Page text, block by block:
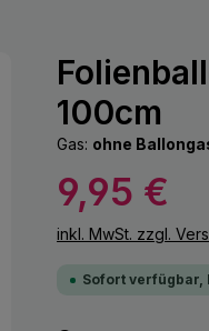
100cm
Gas: ohne
Regulärer Preis:
9,95 €
inkl. MwSt. zzgl.
Sofort verfügbar,